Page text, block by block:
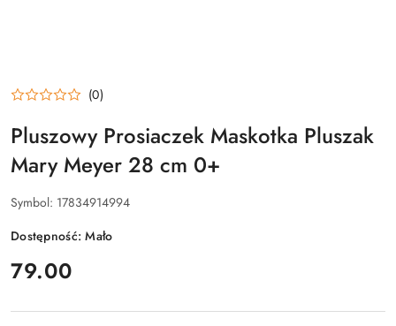
(0)
Pluszowy Prosiaczek Maskotka Pluszak
Mary Meyer 28 cm 0+
Symbol: 17834914994
Dostępność:Mało
cena:
79.00